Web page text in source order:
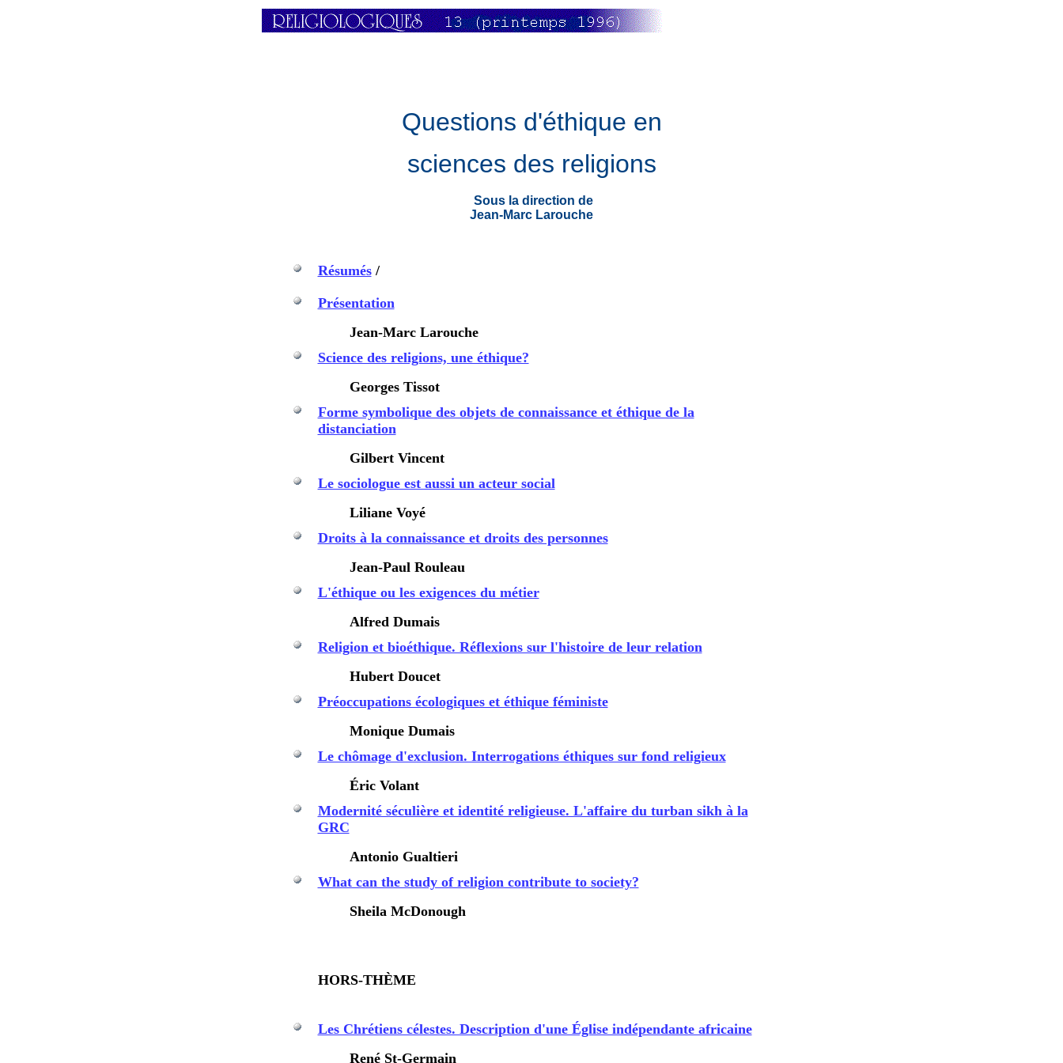
Questions d'éthique en
sciences des religions
Sous la direction de
Jean-Marc Larouche
Résumés/
Présentation
Jean-Marc Larouche
Science des religions, une éthique?
Georges Tissot
Forme symbolique des objets de connaissance et éthique de la
distanciation
Gilbert Vincent
Le sociologue est aussi un acteur social
Liliane Voyé
Droits à la connaissance et droits des personnes
Jean-Paul Rouleau
L'éthique ou les exigences du métier
Alfred Dumais
Religion et bioéthique. Réflexions sur l'histoire de leur relation
Hubert Doucet
Préoccupations écologiques et éthique féministe
Monique Dumais
Le chômage d'exclusion. Interrogations éthiques sur fond religieux
Éric Volant
Modernité séculière et identité religieuse. L'affaire du turban sikh à la
GRC
Antonio Gualtieri
What can the study of religion contribute to society?
Sheila McDonough
HORS-THÈME
Les Chrétiens célestes. Description d'une Église indépendante africaine
René St-Germain